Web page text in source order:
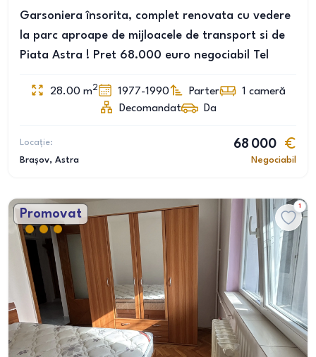
Garsoniera însorita, complet renovata cu vedere
la parc aproape de mijloacele de transport si de
Piata Astra ! Pret 68.000 euro negociabil Tel
28.00 m2 1977-1990 Parter 1 cameră
Decomandat
Da
Locație:
Brașov, Astra
68 000
Negociabil
Promovat
1